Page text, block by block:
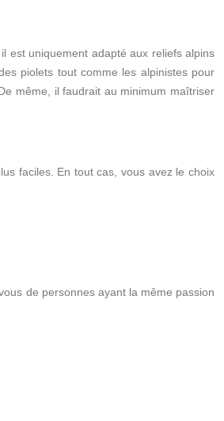
est uniquement adapté aux reliefs alpins
piolets tout comme les alpinistes pour
même, il faudrait au minimum maîtriser
faciles. En tout cas, vous avez le choix
de personnes ayant la même passion